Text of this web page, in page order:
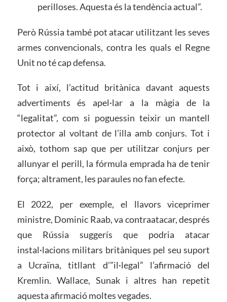
perilloses. Aquesta és la tendència actual”.
Però Rússia també pot atacar utilitzant les seves
armes convencionals, contra les quals el Regne
Unit no té cap defensa.
Tot i així, l’actitud britànica davant aquests
advertiments és apel·lar a la màgia de la
“legalitat”, com si poguessin teixir un mantell
protector al voltant de l’illa amb conjurs. Tot i
això, tothom sap que per utilitzar conjurs per
allunyar el perill, la fórmula emprada ha de tenir
força; altrament, les paraules no fan efecte.
El 2022, per exemple, el llavors viceprimer
ministre, Dominic Raab, va contraatacar, després
que Rússia suggerís que podria atacar
instal·lacions militars britàniques pel seu suport
a Ucraïna, titllant d'”il·legal” l’afirmació del
Kremlin. Wallace, Sunak i altres han repetit
aquesta afirmació moltes vegades.